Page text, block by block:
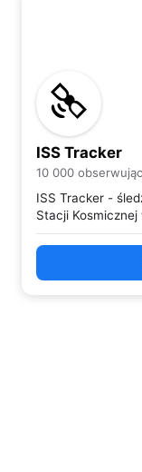
ISS Tracker
10 000
ISS Tracker -
Stacji